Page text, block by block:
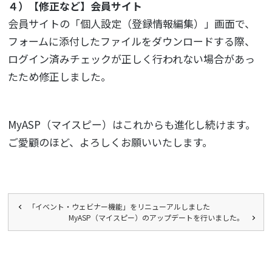
４）【修正など】会員サイト
会員サイトの「個人設定（登録情報編集）」画面で、
フォームに添付したファイルをダウンロードする際、
ログイン済みチェックが正しく行われない場合があっ
たため修正しました。
MyASP（マイスピー）はこれからも進化し続けます。
ご愛顧のほど、よろしくお願いいたします。
「イベント・ウェビナー機能」をリニューアルしました
MyASP（マイスピー）のアップデートを行いました。